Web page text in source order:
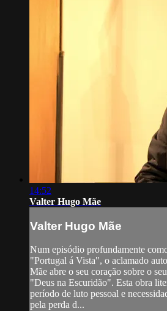
14:52
Valter Hugo Mãe
Valter Hugo Mãe
Num episódio profundamente
"Portugal á Vista", o aclamado
Mãe abre o seu coração sobre o
"Deus na Escuridão". Esta obra
período de luto pessoal e
pela perda d...